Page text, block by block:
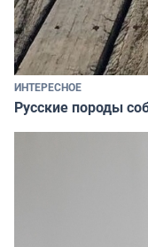
ИНТЕРЕСНОЕ
Русские породы